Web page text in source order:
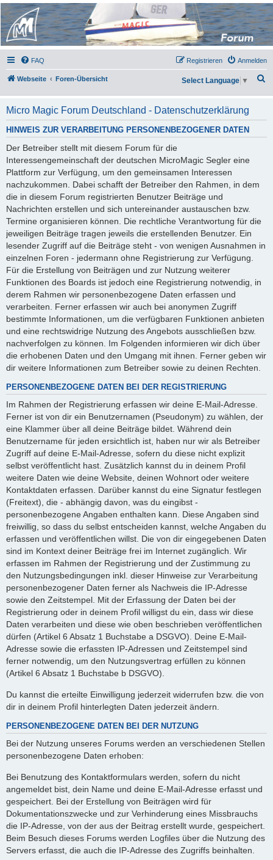
Micro Magic Forum
Deutschland
FAQ Anmelden
Registrieren
Webseite Foren-Übersicht
h
e
Select Language ▼
Micro Magic Forum Deutschland - Datenschutzerklärung
HINWEIS ZUR VERARBEITUNG PERSONENBEZOGENER DATEN
Der Betreiber stellt mit diesem Forum für die
Interessengemeinschaft der deutschen MicroMagic Segler eine
Plattform zur Verfügung, um den gemeinsamen Interessen
nachzukommen. Dabei schafft der Betreiber den Rahmen, in dem
die in diesem Forum registrierten Benutzer Beiträge und
Nachrichten erstellen und sich untereinander austauschen bzw.
Termine organisieren können. Die rechtliche Verantwortung für die
jeweiligen Beiträge tragen jeweils die erstellenden Benutzer. Ein
lesender Zugriff auf die Beiträge steht - von wenigen Ausnahmen in
einzelnen Foren - jedermann ohne Registrierung zur Verfügung.
Für die Erstellung von Beiträgen und zur Nutzung weiterer
Funktionen des Boards ist jedoch eine Registrierung notwendig, in
derem Rahmen wir personenbezogene Daten erfassen und
verarbeiten. Ferner erfassen wir auch bei anonymen Zugriff
bestimmte Informationen, um die verfügbaren Funktionen anbieten
und eine rechtswidrige Nutzung des Angebots ausschließen bzw.
nachverfolgen zu können. Im Folgenden informieren wir dich über
die erhobenen Daten und den Umgang mit ihnen. Ferner geben wir
dir weitere Informationen zum Betreiber sowie zu deinen Rechten.
PERSONENBEZOGENE DATEN BEI DER REGISTRIERUNG
Im Rahmen der Registrierung erfassen wir deine E-Mail-Adresse.
Ferner ist von dir ein Benutzernamen (Pseudonym) zu wählen, der
eine Klammer über all deine Beiträge bildet. Während dein
Benutzername für jeden ersichtlich ist, haben nur wir als Betreiber
Zugriff auf deine E-Mail-Adresse, sofern du diese nicht explizit
selbst veröffentlicht hast. Zusätzlich kannst du in deinem Profil
weitere Daten wie deine Website, deinen Wohnort oder weitere
Kontaktdaten erfassen. Darüber kannst du eine Signatur festlegen
(Freitext), die - abhängig davon, was du eingibst -
personenbezogene Angaben enthalten kann. Diese Angaben sind
freiwillig, so dass du selbst entscheiden kannst, welche Angaben du
erfassen und veröffentlichen willst. Die von dir eingegebenen Daten
sind im Kontext deiner Beiträge frei im Internet zugänglich. Wir
erfassen im Rahmen der Registrierung und der Zustimmung zu
den Nutzungsbedingungen inkl. dieser Hinweise zur Verarbeitung
personenbezogener Daten ferner als Nachweis die IP-Adresse
sowie den Zeitstempel. Mit der Erfassung der Daten bei der
Registrierung oder in deinem Profil willigst du ein, dass wir diese
Daten verarbeiten und diese wie oben beschrieben veröffentlichen
dürfen (Artikel 6 Absatz 1 Buchstabe a DSGVO). Deine E-Mail-
Adresse sowie die erfassten IP-Adressen und Zeitstempel sind
ferner notwendig, um den Nutzungsvertrag erfüllen zu können
(Artikel 6 Absatz 1 Buchstabe b DSGVO).
Du kannst die erteilte Einwilligung jederzeit widerrufen bzw. die von
dir in deinem Profil hinterlegten Daten jederzeit ändern.
PERSONENBEZOGENE DATEN BEI DER NUTZUNG
Bei der Nutzung unseres Forums werden an verschiedenen Stellen
personenbezogene Daten erhoben:
Bei Benutzung des Kontaktformulars werden, sofern du nicht
angemeldet bist, dein Name und deine E-Mail-Adresse erfasst und
gespeichert. Bei der Erstellung von Beiträgen wird für
Dokumentationszwecke und zur Verhinderung eines Missbrauchs
die IP-Adresse, von der aus der Beitrag erstellt wurde, gespeichert.
Beim Besuch dieses Forums werden Logfiles über die Nutzung des
Servers erfasst, die auch die IP-Adresse des Zugriffs beinhalten.